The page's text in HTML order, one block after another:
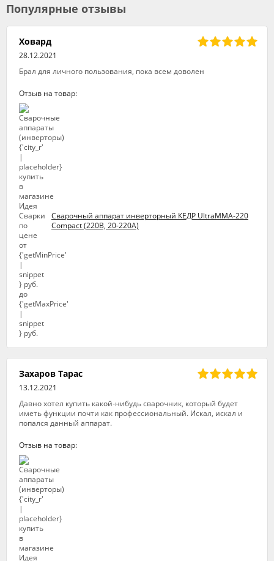
Популярные отзывы
Ховард
28.12.2021
Брал для личного пользования, пока всем доволен
Отзыв на товар:
Сварочный аппарат инверторный КЕДР UltraMMA-220
Compact (220В, 20-220А)
Захаров Тарас
13.12.2021
Давно хотел купить какой-нибудь сварочник, который будет
иметь функции почти как профессиональный. Искал, искал и
попался данный аппарат.
Отзыв на товар: